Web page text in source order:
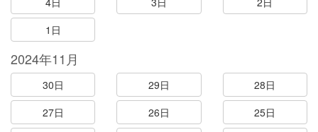
1日
2024年11月
30日 29日
28日
27日
26日
25日